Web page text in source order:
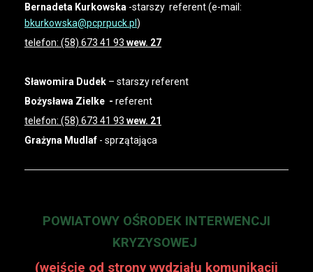
Bernadeta Kurkowska -starszy referent (e-mail:
bkurkowska@pcprpuck.pl)
telefon: (58) 673 41 93 wew. 27
Sławomira Dudek – starszy referent
Bożysława Zielke - referent
telefon: (58) 673 41 93 wew. 21
Grażyna Mudlaf - sprzątająca
POWIATOWY OŚRODEK INTERWENCJI
KRYZYSOWEJ
(wejście od strony wydziału komunikacji